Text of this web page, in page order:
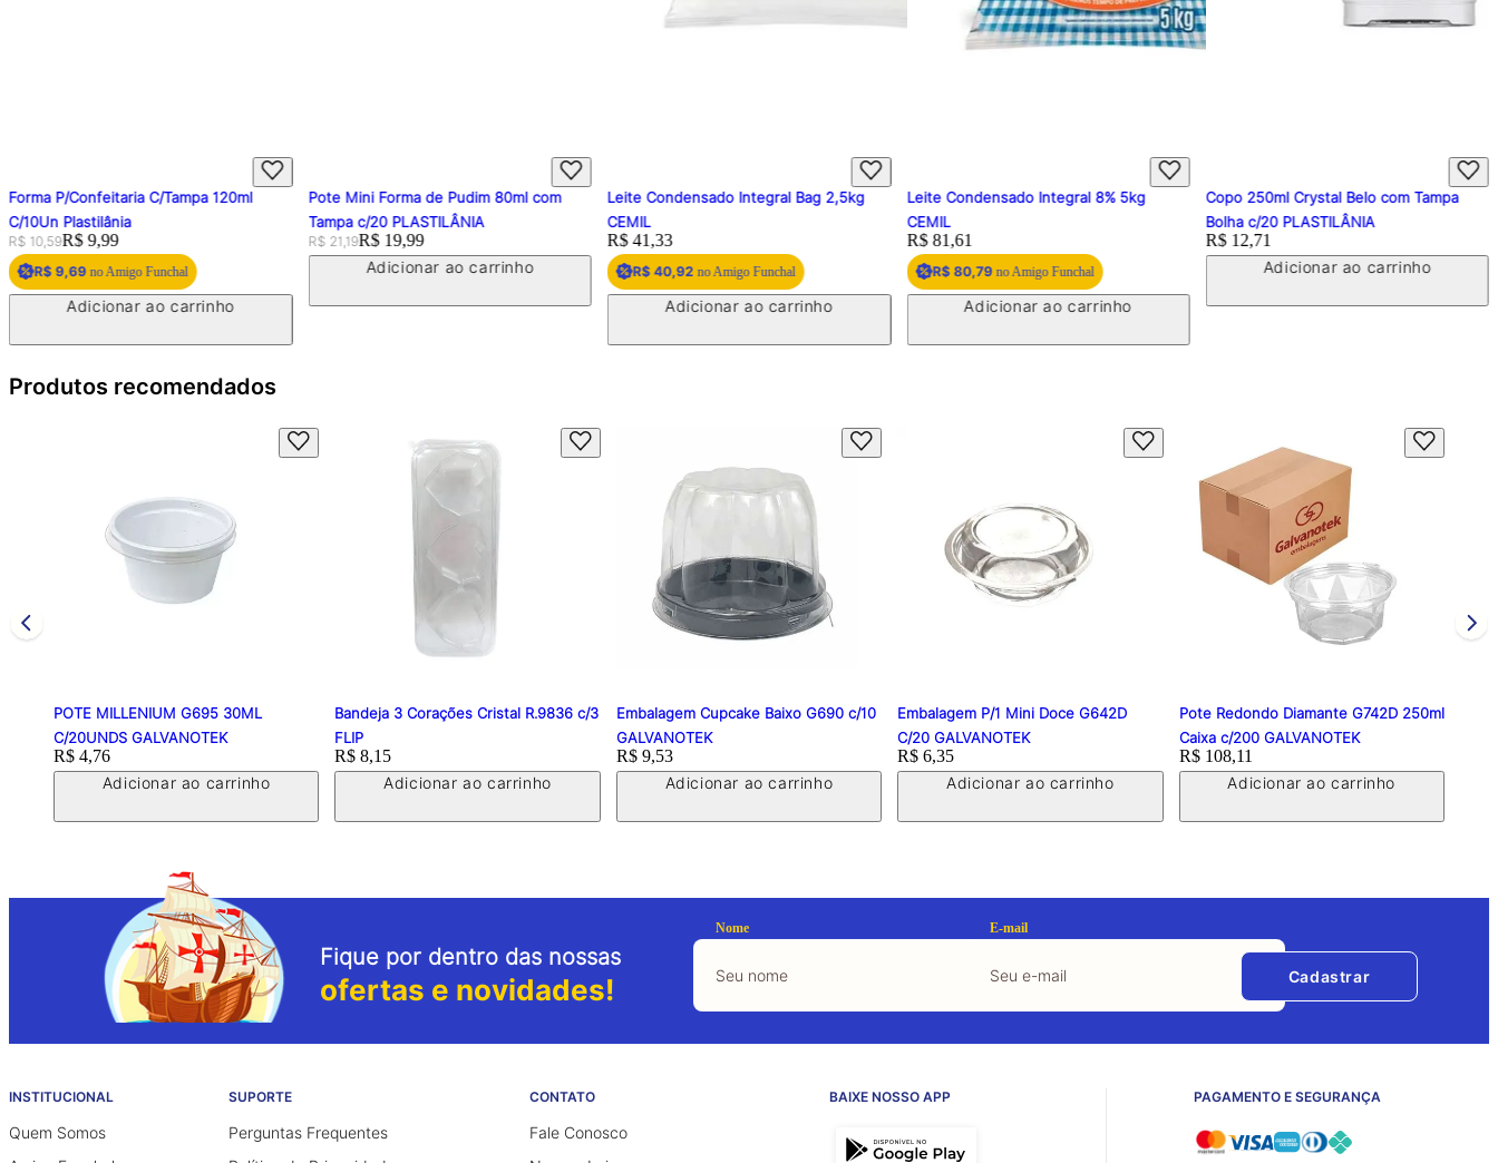
Forma P/Confeitaria C/Tampa 120ml
C/10Un Plastilânia
Original price:
R$ 10,59Price:
R$ 9,99
R$ 9,69no Amigo Funchal
Adicionar ao carrinho
Pote Mini Forma de Pudim 80ml com
Tampa c/20 PLASTILÂNIA
Original price:
R$ 21,19Price:
R$ 19,99
Adicionar ao carrinho
Leite Condensado Integral Bag 2,5kg
CEMIL
Price:
R$ 41,33
R$ 40,92 no Amigo Funchal
Adicionar ao carrinho
Leite Condensado Integral 8% 5kg
CEMIL
Price:
R$ 81,61
R$ 80,79no Amigo Funchal
Adicionar ao carrinho
Copo 250ml Crystal Belo com Tampa
Bolha c/20 PLASTILÂNIA
Price:
R$ 12,71
Adicionar ao carrinho
Produtos recomendados
POTE MILLENIUM G695 30ML
C/20UNDS GALVANOTEK
Price:
R$ 4,76
Adicionar ao carrinho
Bandeja 3 Corações Cristal R.9836 c/3
FLIP
Price:
R$ 8,15
Adicionar ao carrinho
Embalagem Cupcake Baixo G690 c/10
GALVANOTEK
Price:
R$ 9,53
Adicionar ao carrinho
Embalagem P/1 Mini Doce G642D
C/20 GALVANOTEK
Price:
R$ 6,35
Adicionar ao carrinho
Pote Redondo Diamante G742D 250ml
Caixa c/200 GALVANOTEK
Price:
R$ 108,11
Adicionar ao carrinho
Fique por dentro das nossas
ofertas e novidades!
Nome E-mail
Cadastrar
INSTITUCIONAL
Quem Somos
SUPORTE
Perguntas Frequentes
CONTATO
Fale Conosco
BAIXE NOSSO APP PAGAMENTO E SEGURANÇA